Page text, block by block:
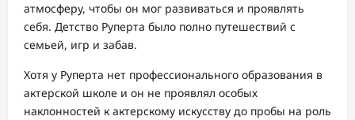
атмосферу, чтобы он мог развиваться и проявлять
себя. Детство Руперта было полно путешествий с
семьей, игр и забав.
Хотя у Руперта нет профессионального образования в
актерской школе и он не проявлял особых
наклонностей к актерскому искусству до пробы на роль